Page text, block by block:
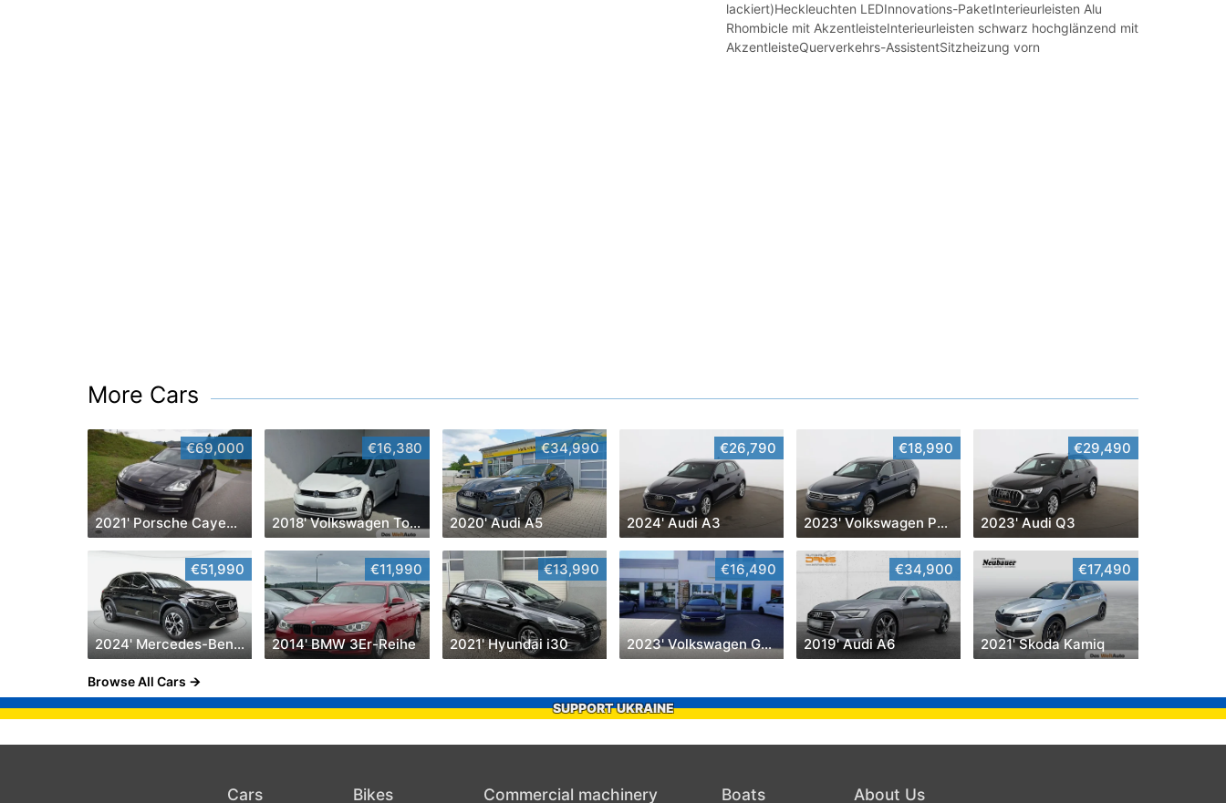
lackiert)Heckleuchten LEDInnovations-PaketInterieurleisten Alu
Rhombicle mit AkzentleisteInterieurleisten schwarz hochglänzend mit
AkzentleisteQuerverkehrs-AssistentSitzheizung vorn
More Cars
€69,000
2021' Porsche Cayenne
€16,380
2018' Volkswagen Touran
€34,990
2020' Audi A5
€26,790
2024' Audi A3
€18,990
2023' Volkswagen Passat
€29,490
2023' Audi Q3
€51,990
2024' Mercedes-Benz Glc-Klasse
€11,990
2014' BMW 3Er-Reihe
€13,990
2021' Hyundai i30
€16,490
2023' Volkswagen Golf
€34,900
2019' Audi A6
€17,490
2021' Skoda Kamiq
Browse All Cars
SUPPORT UKRAINE
Cars Bikes Commercial machinery Boats About Us